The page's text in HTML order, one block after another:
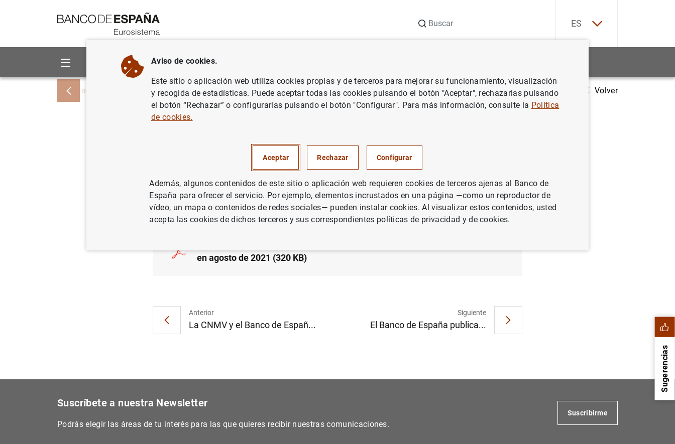
ES
Sobre el Banco Áreas de actuación
Inicio Noticias y eventos Noticias del Banco de España Notas de prensa del Banco de España La deuda de las Administraciones Públicas alcanzó 1.419 mm de euros en
Volver
alcanzó 1.419 mm de euros en agosto de 2021
ESPAÑA
en agosto de 2021 (320 KB)
Anterior
La CNMV y el Banco de Españ...
Siguiente
El Banco de España publica...
Sugerencias
Suscríbete a nuestra Newsletter
Podrás elegir las áreas de tu interés para las que quieres recibir nuestras comunicaciones.
Suscribirme
Aviso de cookies.
Este sitio o aplicación web utiliza cookies propias y de terceros para mejorar su funcionamiento, visualización
y recogida de estadísticas. Puede aceptar todas las cookies pulsando el botón "Aceptar", rechazarlas pulsando
el botón “Rechazar” o configurarlas pulsando el botón "Configurar". Para más información, consulte la Política
de cookies.
Aceptar Rechazar Configurar
Además, algunos contenidos de este sitio o aplicación web requieren cookies de terceros ajenas al Banco de
España para ofrecer el servicio. Por ejemplo, elementos incrustados en una página —como un reproductor de
vídeo, un mapa o contenidos de redes sociales— pueden instalar cookies. Al visualizar estos contenidos, usted
acepta las cookies de dichos terceros y sus correspondientes políticas de privacidad y de cookies.